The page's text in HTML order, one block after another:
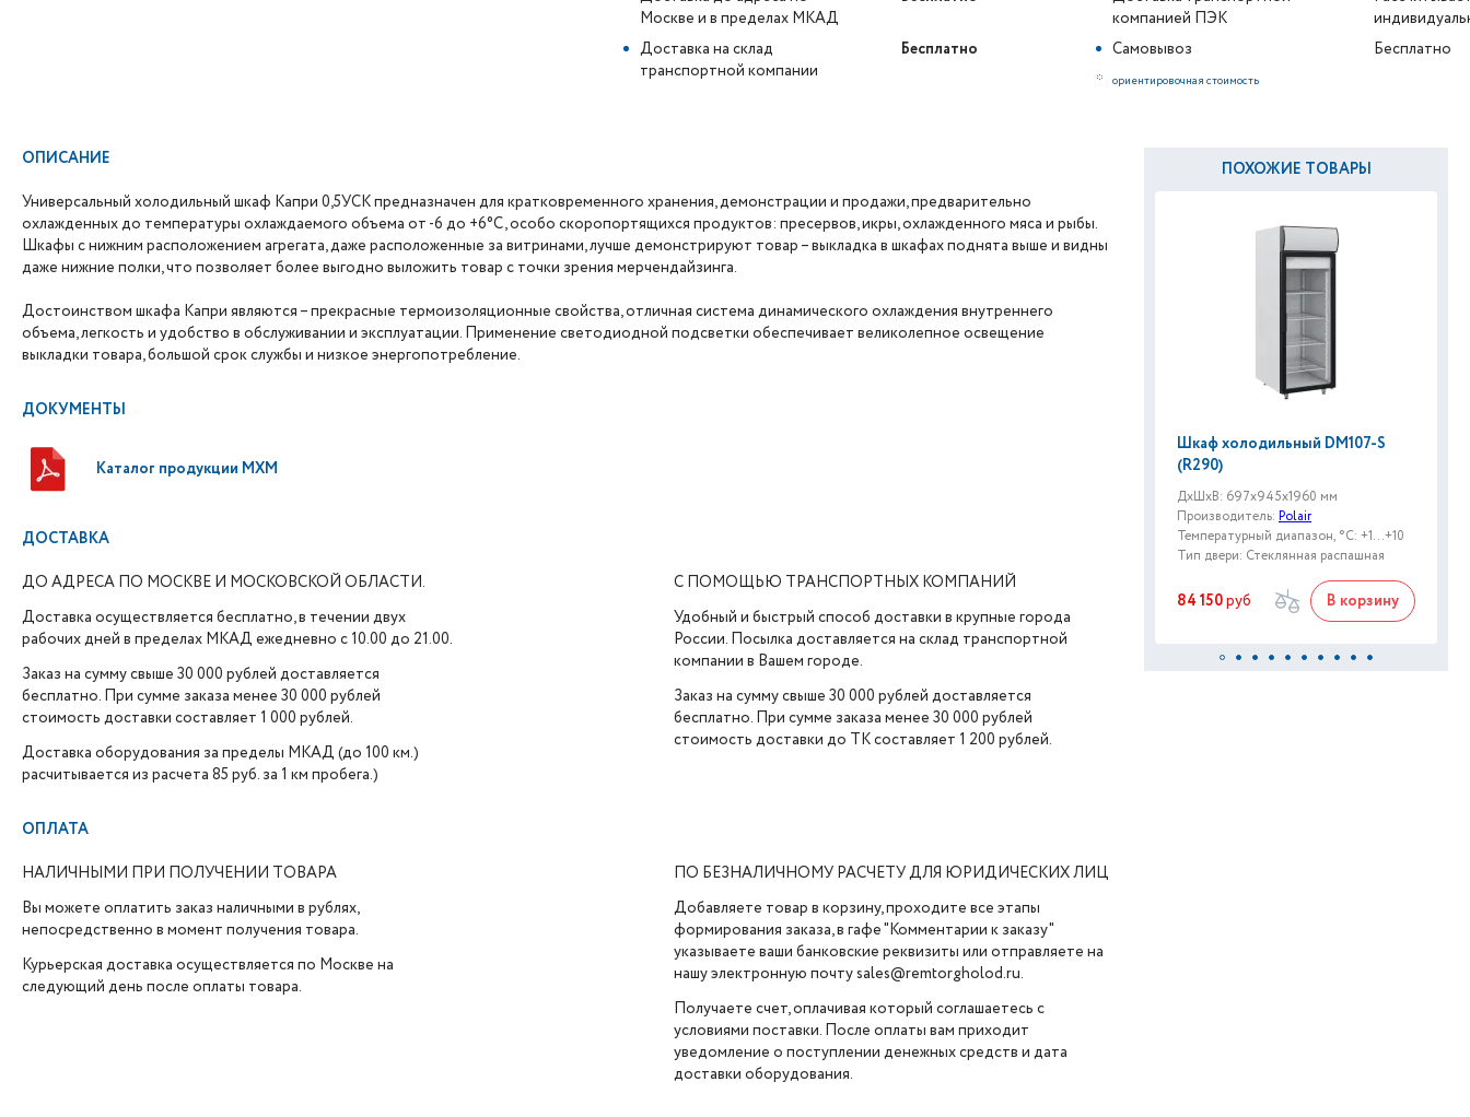
Москве и в пределах МКАД
Доставка на склад
транспортной компании
Бесплатно
компанией ПЭК
Самовывоз
Бесплатно
* ориентировочная стоимость
ОПИСАНИЕ
Универсальный холодильный шкаф Капри 0,5УСК предназначен для кратковременного хранения, демонстрации и продажи, предварительно
охлажденных до температуры охлаждаемого объема от -6 до +6°С, особо скоропортящихся продуктов: пресервов, икры, охлажденного мяса и рыбы.
Шкафы с нижним расположением агрегата, даже расположенные за витринами, лучше демонстрируют товар – выкладка в шкафах поднята выше и видны
даже нижние полки, что позволяет более выгодно выложить товар с точки зрения мерчендайзинга.
Достоинством шкафа Капри являются – прекрасные термоизоляционные свойства, отличная система динамического охлаждения внутреннего
объема, легкость и удобство в обслуживании и эксплуатации. Применение светодиодной подсветки обеспечивает великолепное освещение
выкладки товара, большой срок службы и низкое энергопотребление.
ДОКУМЕНТЫ
Каталог продукции МХМ
ДОСТАВКА
ДО АДРЕСА ПО МОСКВЕ И МОСКОВСКОЙ ОБЛАСТИ.
Доставка осуществляется бесплатно, в течении двух
рабочих дней в пределах МКАД ежедневно с 10.00 до 21.00.
Заказ на сумму свыше 30 000 рублей доставляется
бесплатно. При сумме заказа менее 30 000 рублей
стоимость доставки составляет 1 000 рублей.
Доставка оборудования за пределы МКАД (до 100 км.)
расчитывается из расчета 85 руб. за 1 км пробега.)
С ПОМОЩЬЮ ТРАНСПОРТНЫХ КОМПАНИЙ
Удобный и быстрый способ доставки в крупные города
России. Посылка доставляется на склад транспортной
компании в Вашем городе.
Заказ на сумму свыше 30 000 рублей доставляется
бесплатно. При сумме заказа менее 30 000 рублей
стоимость доставки до ТК составляет 1 200 рублей.
ОПЛАТА
НАЛИЧНЫМИ ПРИ ПОЛУЧЕНИИ ТОВАРА
Вы можете оплатить заказ наличными в рублях,
непосредственно в момент получения товара.
Курьерская доставка осуществляется по Москве на
следующий день после оплаты товара.
ПО БЕЗНАЛИЧНОМУ РАСЧЕТУ ДЛЯ ЮРИДИЧЕСКИХ ЛИЦ
Добавляете товар в корзину, проходите все этапы
формирования заказа, в гафе "Комментарии к заказу"
указываете ваши банковские реквизиты или отправляете на
нашу электронную почту sales@remtorgholod.ru.
Получаете счет, оплачивая который соглашаетесь с
условиями поставки. После оплаты вам приходит
уведомление о поступлении денежных средств и дата
доставки оборудования.
ПОХОЖИЕ ТОВАРЫ
Шкаф холодильный DM107-S
(R290)
ДxШxВ: 697x945x1960 мм
Производитель: Polair
Температурный диапазон, °C: +1…+10
Тип двери: Стеклянная распашная
84 150руб В корзину